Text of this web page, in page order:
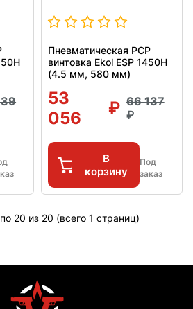
Пневматическая PCP
винтовка Ekol ESP 1450H
(4.5 мм, 580 мм)
53
056
66 137
В
корзину
Под
заказ
20 из 20 (всего 1 страниц)